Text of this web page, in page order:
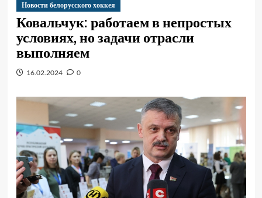
Новости белорусского хоккея
Ковальчук: работаем в непростых
условиях, но задачи отрасли
выполняем
16.02.2024 0